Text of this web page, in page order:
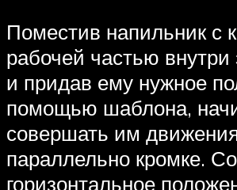
Поместив напильник с
рабочей частью внутри
и придав ему нужное
помощью шаблона,
совершать им
параллельно кромке.
горизонтальное